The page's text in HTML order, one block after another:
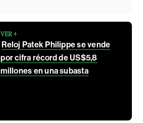
VER +
Reloj Patek Philippe se vende
por cifra récord de US$5,8
millones en una subasta